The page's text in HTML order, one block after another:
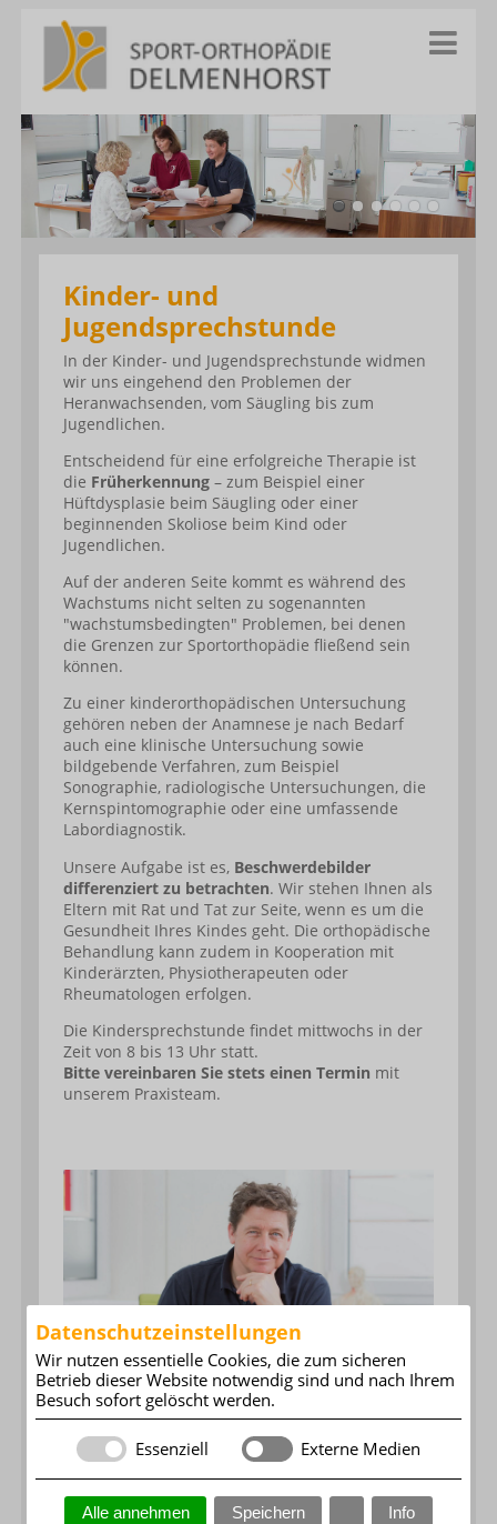
Datenschutzeinstellungen
Wir nutzen essentielle Cookies, die zum sicheren
Betrieb dieser Website notwendig sind und nach Ihrem
Besuch sofort gelöscht werden.
Essenziell Externe Medien
Alle annehmen Speichern Info
Kinder- und
Jugendsprechstunde
In der Kinder- und Jugendsprechstunde widmen
wir uns eingehend den Problemen der
Heranwachsenden, vom Säugling bis zum
Jugendlichen.
Entscheidend für eine erfolgreiche Therapie ist
die Früherkennung – zum Beispiel einer
Hüftdysplasie beim Säugling oder einer
beginnenden Skoliose beim Kind oder
Jugendlichen.
Auf der anderen Seite kommt es während des
Wachstums nicht selten zu sogenannten
"wachstumsbedingten" Problemen, bei denen
die Grenzen zur Sportorthopädie fließend sein
können.
Zu einer kinderorthopädischen Untersuchung
gehören neben der Anamnese je nach Bedarf
auch eine klinische Untersuchung sowie
bildgebende Verfahren, zum Beispiel
Sonographie, radiologische Untersuchungen, die
Kernspintomographie oder eine umfassende
Labordiagnostik.
Unsere Aufgabe ist es, Beschwerdebilder
differenziert zu betrachten. Wir stehen Ihnen als
Eltern mit Rat und Tat zur Seite, wenn es um die
Gesundheit Ihres Kindes geht. Die orthopädische
Behandlung kann zudem in Kooperation mit
Kinderärzten, Physiotherapeuten oder
Rheumatologen erfolgen.
Die Kindersprechstunde findet mittwochs in der
Zeit von 8 bis 13 Uhr statt.
Bitte vereinbaren Sie stets einen Termin mit
unserem Praxisteam.